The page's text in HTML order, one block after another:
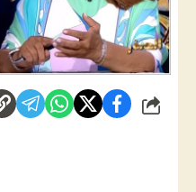
شارك